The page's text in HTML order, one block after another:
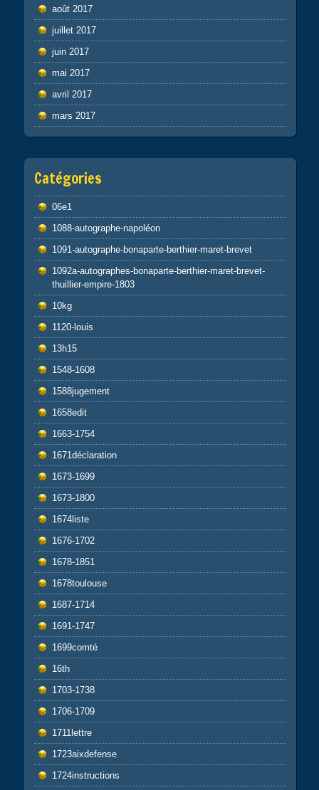
août 2017
juillet 2017
juin 2017
mai 2017
avril 2017
mars 2017
Catégories
06e1
1088-autographe-napoléon
1091-autographe-bonaparte-berthier-maret-brevet
1092a-autographes-bonaparte-berthier-maret-brevet-
thuillier-empire-1803
10kg
1120-louis
13h15
1548-1608
1588jugement
1658edit
1663-1754
1671déclaration
1673-1699
1673-1800
1674liste
1676-1702
1678-1851
1678toulouse
1687-1714
1691-1747
1699comté
16th
1703-1738
1706-1709
1711lettre
1723aixdefense
1724instructions